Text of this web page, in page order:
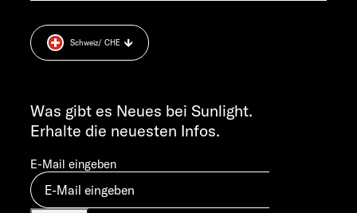
MO-DO 7:30 – 12:00 UND 13:00 – 16:00 UHR
FR 7:30 – 12:00 UHR
info@sunlight.de
Sicherheitshinweis
Cookie Consent
Was gibt es Neues bei Sunlight.
Erhalte die neuesten Infos.
E-Mail eingeben
Schweiz/ CHE